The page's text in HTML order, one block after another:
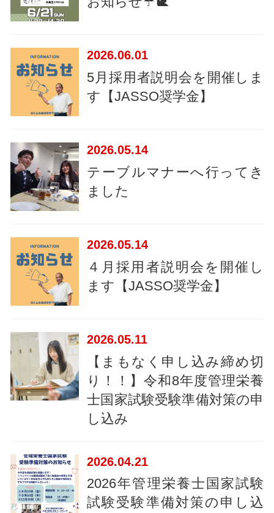
2026 06.01
5月採用者説明会を開催しま
す【JASSO奨学金】
2026 05.14
テーブルマナーへ行ってき
ました
2026 05.14
４月採用者説明会を開催し
ます【JASSO奨学金】
2026 05.11
【まもなく申し込み締め切
り！！】令和8年度管理栄養
士国家試験受験準備対策の申
し込み
2026 04.21
2026年管理栄養士国家試験
試験受験準備対策の申し込